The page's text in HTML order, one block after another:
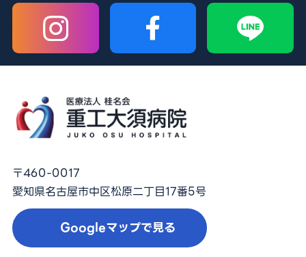
〒460-0017
愛知県名古屋市中区松原二丁目17番5号
Googleマップで見る